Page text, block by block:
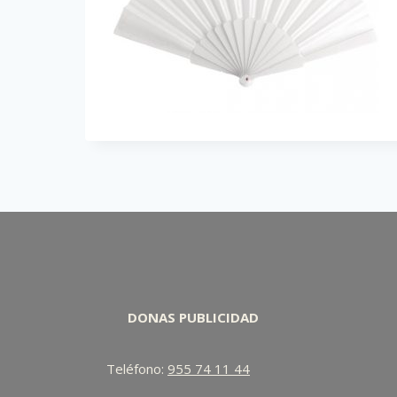
DONAS PUBLICIDAD
Teléfono: 955 74 11 44